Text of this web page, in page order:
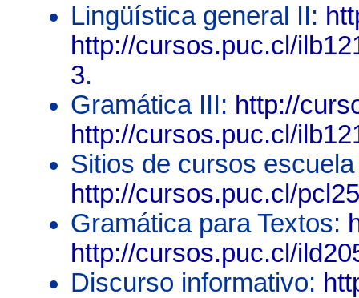
Lingüística general II:
http://cursos.puc.cl/
3.
Gramática III: http://
http://cursos.puc.cl/
Sitios de cursos
http://cursos.puc.cl/
Gramática para Textos:
http://cursos.puc.cl/
Discurso informativo: